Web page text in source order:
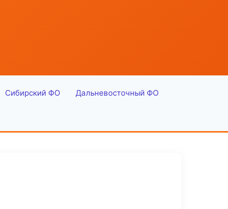
Сибирский ФО Дальневосточный ФО